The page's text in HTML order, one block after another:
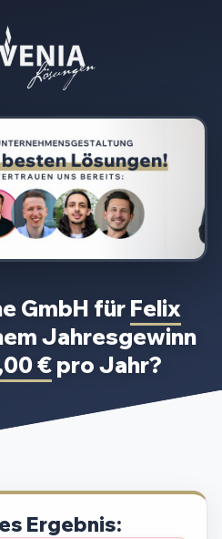
GmbH für Felix
Jahresgewinn
€ pro Jahr?
Ergebnis: